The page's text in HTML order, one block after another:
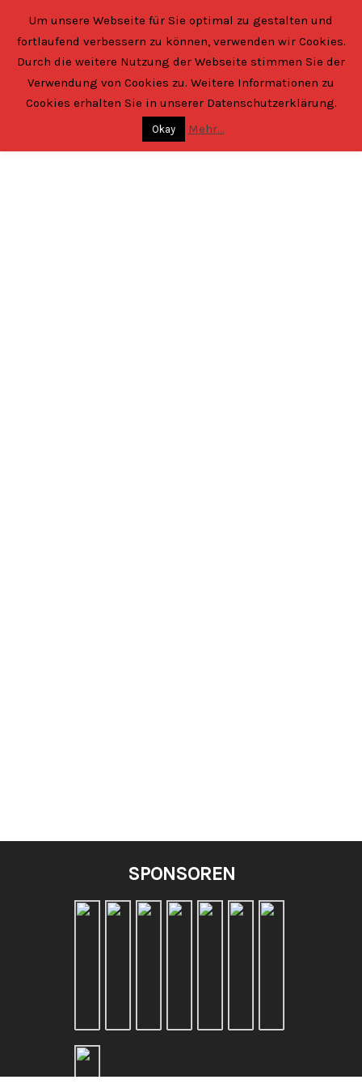
content
Verein der Kegler
von Aschaffenburg und Umgebung e.V.
SPONSOREN
Um unsere Webseite für Sie optimal zu gestalten und
fortlaufend verbessern zu können, verwenden wir Cookies.
Durch die weitere Nutzung der Webseite stimmen Sie der
Verwendung von Cookies zu. Weitere Informationen zu
Cookies erhalten Sie in unserer Datenschutzerklärung.
Okay Mehr...